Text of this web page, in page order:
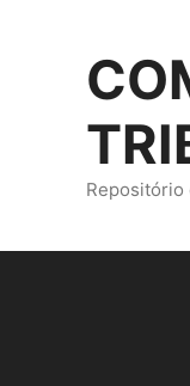
Repositório